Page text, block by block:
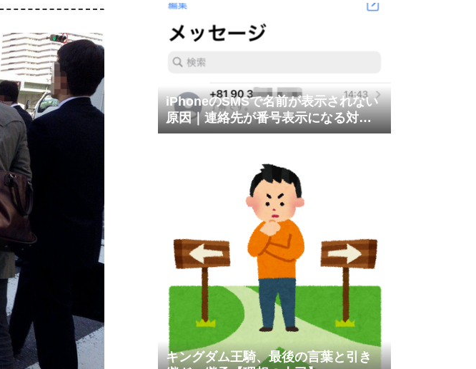
iPhoneのSMSで名前が表示されない
原因｜連絡先が番号表示になる対処
法
キングダム王騎、最後の言葉と引き